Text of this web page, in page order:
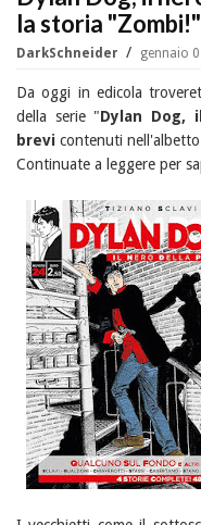
la storia "Zombi!"
DarkSchneider gennaio
Da oggi in edicola
della serie "Dylan Dog,
brevi contenuti
Continuate a leggere per